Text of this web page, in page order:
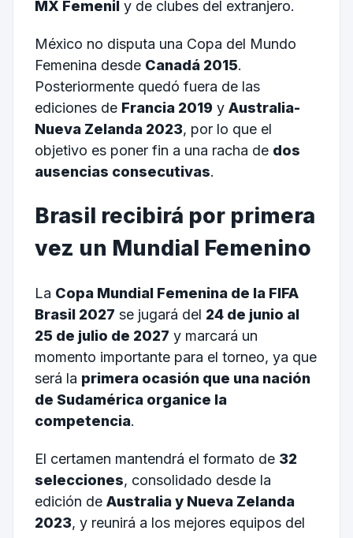
MX Femenily de clubes del extranjero.
México no disputa una Copa del Mundo
Femenina desde Canadá 2015.
Posteriormente quedó fuera de las
ediciones de Francia 2019y Australia-
Nueva Zelanda 2023, por lo que el
objetivo es poner fin a una racha de dos
ausencias consecutivas.
Brasil recibirá por primera
vez un Mundial Femenino
La Copa Mundial Femenina de la FIFA
Brasil 2027 se jugará del 24 de junio al
25 de julio de 2027 y marcará un
momento importante para el torneo, ya que
será la primera ocasión que una nación
de Sudamérica organice la
competencia.
El certamen mantendrá el formato de 32
selecciones, consolidado desde la
edición de Australia y Nueva Zelanda
2023, y reunirá a los mejores equipos del